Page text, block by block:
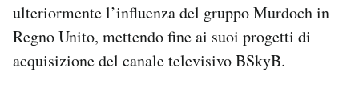
ulteriormente l’influenza del gruppo Murdoch in
Regno Unito, mettendo fine ai suoi progetti di
acquisizione del canale televisivo BSkyB.